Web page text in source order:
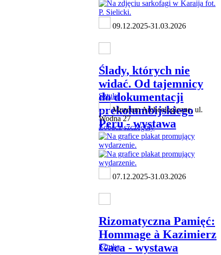
09.12.2025-31.03.2026
Ślady, których nie
widać. Od tajemnicy
do dokumentacji
prekolumbijskiego
Peru - wystawa
Sztuka
Muzeum Archeologiczne, ul.
Wodna 27
Zobacz szczegóły
07.12.2025-31.03.2026
Rizomatyczna Pamięć:
Hommage à Kazimierz
Gaca - wystawa
Sztuka